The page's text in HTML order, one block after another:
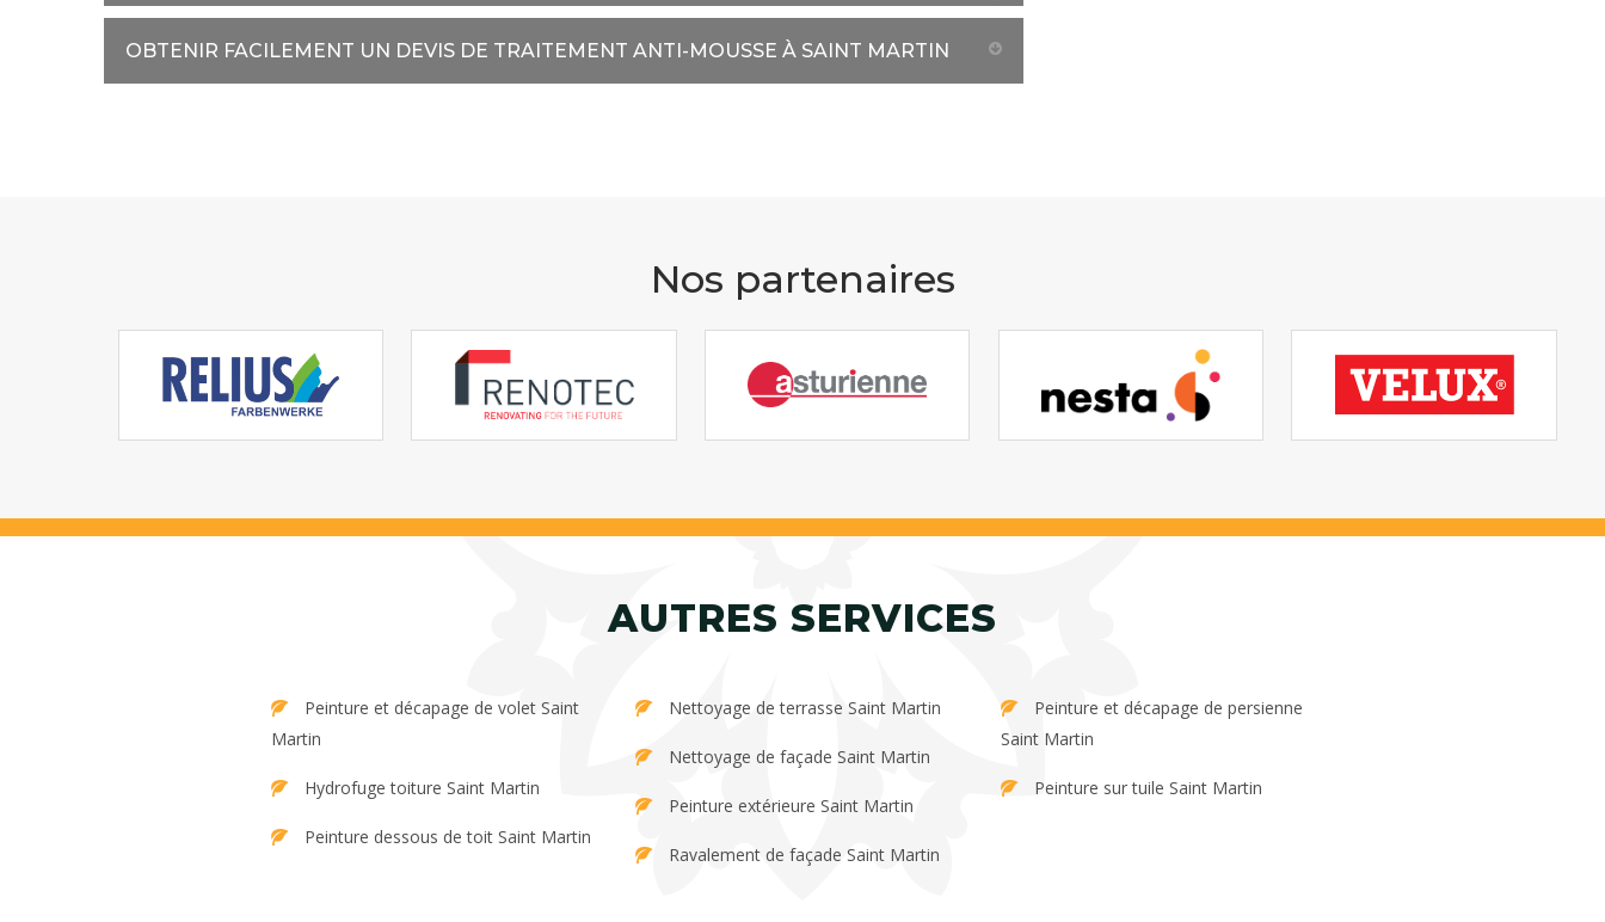
OBTENIR FACILEMENT UN DEVIS DE TRAITEMENT ANTI-MOUSSE À SAINT MARTIN
Nos partenaires
AUTRES SERVICES
Martin
Hydrofuge toiture Saint Martin
Peinture dessous de toit Saint Martin
Nettoyage de terrasse Saint Martin
Nettoyage de façade Saint Martin
Peinture extérieure Saint Martin
Ravalement de façade Saint Martin
Saint Martin
Peinture sur tuile Saint Martin